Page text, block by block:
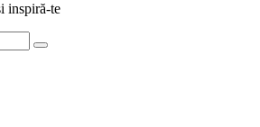
inspiră-te
Cauta